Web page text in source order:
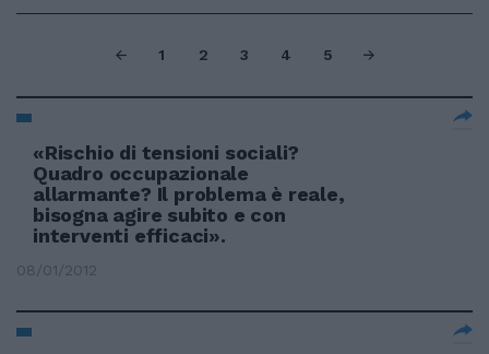
1 2 3 4 5
«Rischio di tensioni sociali?
Quadro occupazionale
allarmante? Il problema è reale,
bisogna agire subito e con
interventi efficaci».
08/01/2012